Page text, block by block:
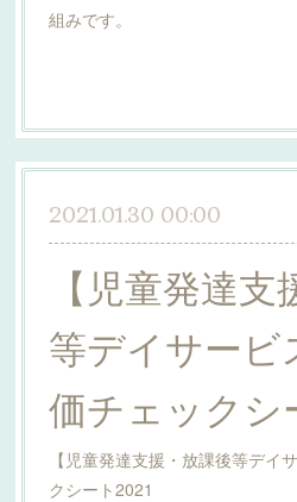
組みです。
2021.01.30 00:00
【児童発達
等デイサービ
価チェックシ
【児童発達支援・放課後等デイ
クシート2021